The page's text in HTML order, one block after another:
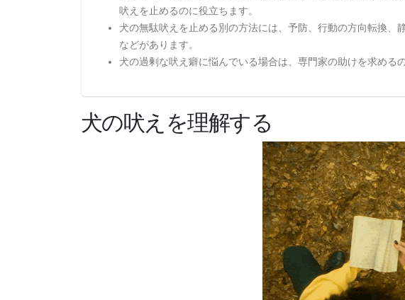
吠えを止めるのに役立ちます。
犬の無駄吠えを止める別の方法には、予防、行動の方向転換
などがあります。
犬の過剰な吠え癖に悩んでいる場合は、専門家の助けを求める
犬の吠えを理解する